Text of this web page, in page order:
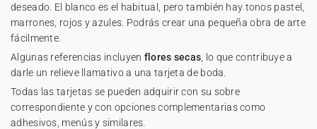
deseado. El blanco es el habitual, pero también hay tonos pastel,
marrones, rojos y azules. Podrás crear una pequeña obra de arte
fácilmente.
Algunas referencias incluyen flores secas , lo que contribuye a
darle un relieve llamativo a una tarjeta de boda.
Todas las tarjetas se pueden adquirir con su sobre
correspondiente y con opciones complementarias como
adhesivos, menús y similares.